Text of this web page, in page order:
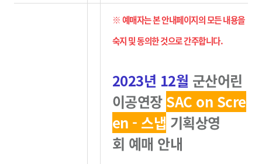
※ 예매자는 본 안내페이지의 모든 내용을
숙지 및 동의한 것으로 간주합니다.
2023년 12월 군산어린
이공연장SAC on Scre
en - 스냅 기획상영
회 예매 안내